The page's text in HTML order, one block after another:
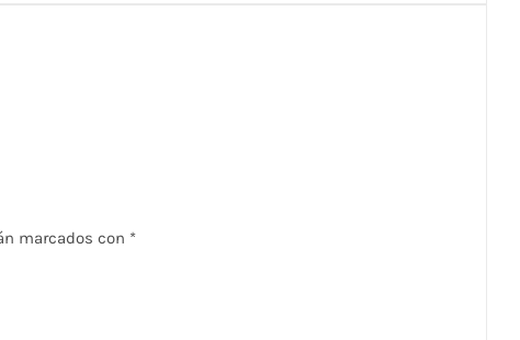
marcados con *